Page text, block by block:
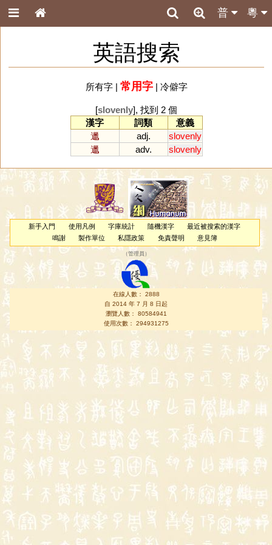
粵
普
英語搜索
所有字| 常用字| 冷僻字
[slovenly], 找到 2 個
漢字
詞類
意義
邋
adj.
slovenly
邋
adv. slovenly
新手入門 使用凡例 字庫統計 隨機漢字
最近被搜索的漢字
鳴謝
製作單位 私隱政策 免責聲明 意見簿
（管理員 ）
在線人數： 2888
自 2014 年 7 月 8 日起
瀏覽人數： 80584941
使用次數： 294931275